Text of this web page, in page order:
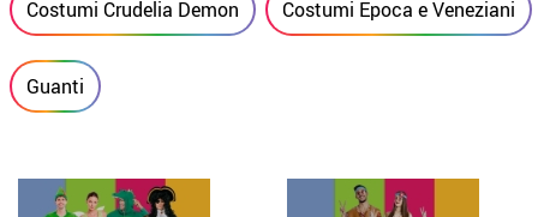
Costumi Crudelia Demon Costumi Epoca e Veneziani
Guanti